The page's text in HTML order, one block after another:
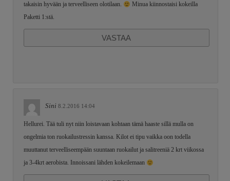
takaisin hyvään ja terveelliseen olotilaan.
Minua kiinnostaisi kokeilla
Paketti 1:stä.
VASTAA
Sini 8.2.2016 14:04
Hellurei. Tää tuli nyt niin loistavaan kohtaan tämä haaste sillä mulla on
ongelmia ton ruokailustressin kanssa. Kilot ei tipu vaikka oon todella
muuttanut terveelliseempään suuntaan ruokailut ja salitreeniä 2 krt viikossa
ja 3-4krt aerobista. Innoissani lähden kokeilemaan